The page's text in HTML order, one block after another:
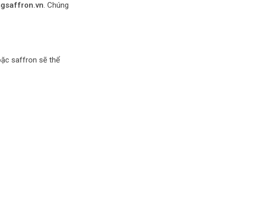
. Chúng
saffron sẽ thể